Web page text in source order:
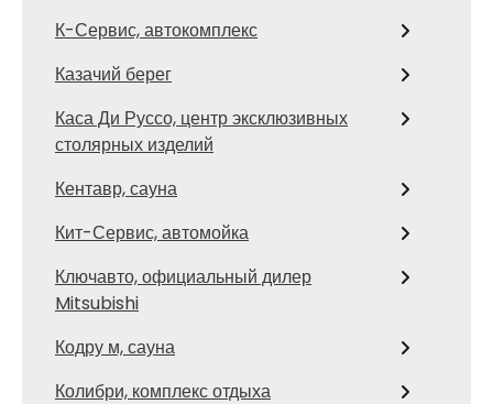
К-Сервис, автокомплекс
Казачий берег
Каса Ди Руссо, центр эксклюзивных
столярных изделий
Кентавр, сауна
Кит-Сервис, автомойка
Ключавто, официальный дилер
Mitsubishi
Кодру м, сауна
Колибри, комплекс отдыха